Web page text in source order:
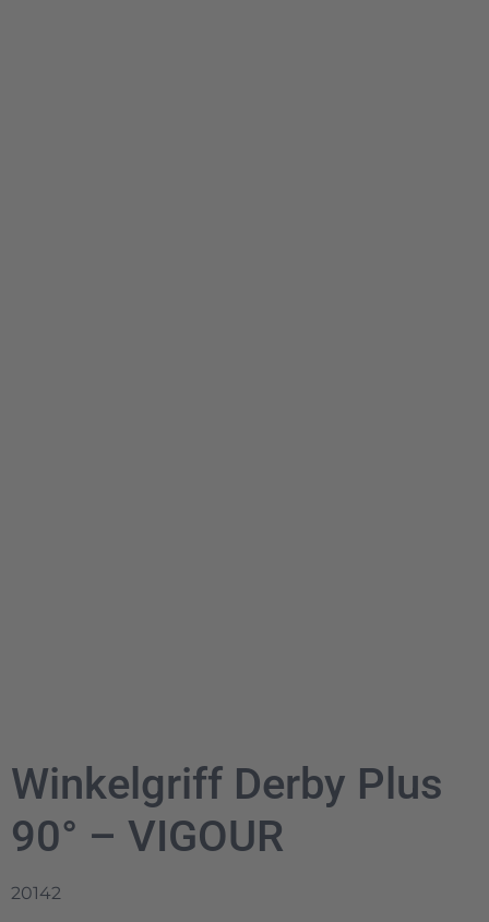
Winkelgriff Derby Plus
90° – VIGOUR
20142